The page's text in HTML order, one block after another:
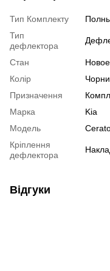
Тип Комплекту
Тип
дефлектора
Стан
Новое
Колір
Призначення
Марка
Kia
Модель
Кріплення
дефлектора
Відгуки